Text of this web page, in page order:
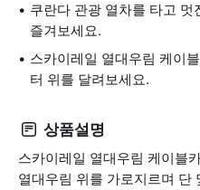
쿠란다 관광 열차를 타고
즐겨보세요.
스카이레일 열대우림 케이
터 위를 달려보세요.
상품설명
스카이레일 열대우림 케이블
열대우림 위를 가로지르며 단